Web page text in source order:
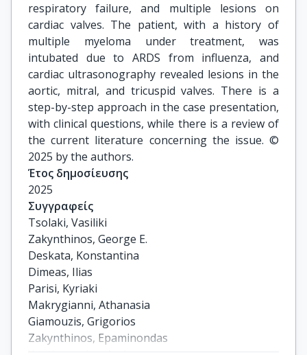
respiratory failure, and multiple lesions on
cardiac valves. The patient, with a history of
multiple myeloma under treatment, was
intubated due to ARDS from influenza, and
cardiac ultrasonography revealed lesions in the
aortic, mitral, and tricuspid valves. There is a
step-by-step approach in the case presentation,
with clinical questions, while there is a review of
the current literature concerning the issue. ©
2025 by the authors.
Έτος δημοσίευσης
2025
Συγγραφείς
Tsolaki, Vasiliki
Zakynthinos, George E.
Deskata, Konstantina
Dimeas, Ilias
Parisi, Kyriaki
Makrygianni, Athanasia
Giamouzis, Grigorios
Zakynthinos, Epaminondas